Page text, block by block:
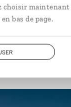
choisir
bas de page.